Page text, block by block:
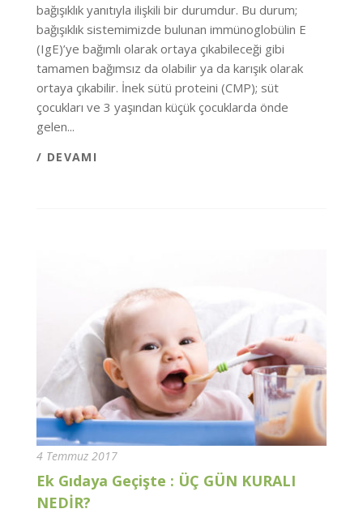
bağışıklık yanıtıyla ilişkili bir durumdur. Bu durum;
bağışıklık sistemimizde bulunan immünoglobülin E
(IgE)’ye bağımlı olarak ortaya çıkabileceği gibi
tamamen bağımsız da olabilir ya da karışık olarak
ortaya çıkabilir. İnek sütü proteini (CMP); süt
çocukları ve 3 yaşından küçük çocuklarda önde
gelen...
/ DEVAMI
4 Temmuz 2017
Ek Gıdaya Geçişte : ÜÇ GÜN KURALI
NEDİR?